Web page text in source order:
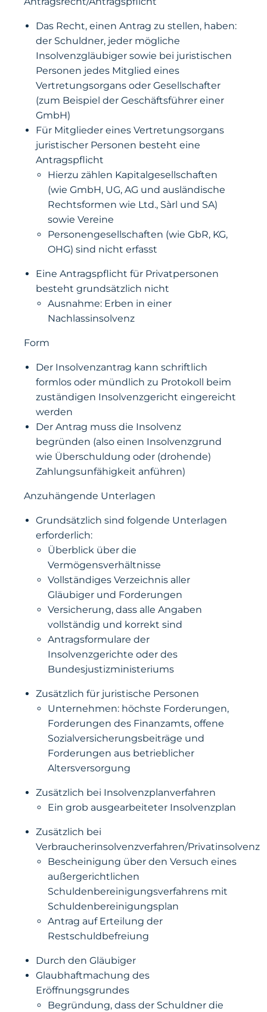
Das Recht, einen Antrag zu stellen, haben:
der Schuldner, jeder mögliche
Insolvenzgläubiger sowie bei juristischen
Personen jedes Mitglied eines
Vertretungsorgans oder Gesellschafter
(zum Beispiel der Geschäftsführer einer
GmbH)
Für Mitglieder eines Vertretungsorgans
juristischer Personen besteht eine
Antragspflicht
Hierzu zählen Kapitalgesellschaften
(wie GmbH, UG, AG und ausländische
Rechtsformen wie Ltd., Sàrl und SA)
sowie Vereine
Personengesellschaften (wie GbR, KG,
OHG) sind nicht erfasst
Eine Antragspflicht für Privatpersonen
besteht grundsätzlich nicht
Ausnahme: Erben in einer
Nachlassinsolvenz
Form
Der Insolvenzantrag kann schriftlich
formlos oder mündlich zu Protokoll beim
zuständigen Insolvenzgericht eingereicht
werden
Der Antrag muss die Insolvenz
begründen (also einen Insolvenzgrund
wie Überschuldung oder (drohende)
Zahlungsunfähigkeit anführen)
Anzuhängende Unterlagen
Grundsätzlich sind folgende Unterlagen
erforderlich:
Überblick über die
Vermögensverhältnisse
Vollständiges Verzeichnis aller
Gläubiger und Forderungen
Versicherung, dass alle Angaben
vollständig und korrekt sind
Antragsformulare der
Insolvenzgerichte oder des
Bundesjustizministeriums
Zusätzlich für juristische Personen
Unternehmen: höchste Forderungen,
Forderungen des Finanzamts, offene
Sozialversicherungsbeiträge und
Forderungen aus betrieblicher
Altersversorgung
Zusätzlich bei Insolvenzplanverfahren
Ein grob ausgearbeiteter Insolvenzplan
Zusätzlich bei
Verbraucherinsolvenzverfahren/Privatinsolvenz
Bescheinigung über den Versuch eines
außergerichtlichen
Schuldenbereinigungsverfahrens mit
Schuldenbereinigungsplan
Antrag auf Erteilung der
Restschuldbefreiung
Durch den Gläubiger
Glaubhaftmachung des
Eröffnungsgrundes
Begründung, dass der Schuldner die